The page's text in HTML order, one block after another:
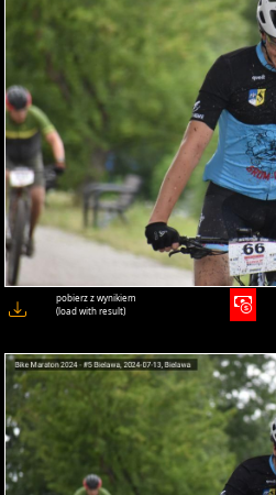
pobierz z wynikiem
(load with result)